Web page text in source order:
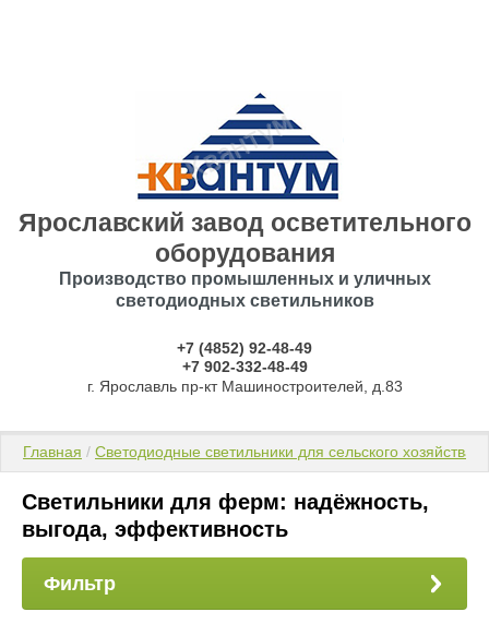
Ярославский завод осветительного
оборудования
Производство промышленных и уличных
светодиодных светильников
+7 (4852) 92-48-49
​​​​​​​+7 902-332-48-49
г. Ярославль пр-кт Машиностроителей, д.83
Главная / Светодиодные светильники для сельского хозяйства
Светильники для ферм: надёжность,
выгода, эффективность
Фильтр